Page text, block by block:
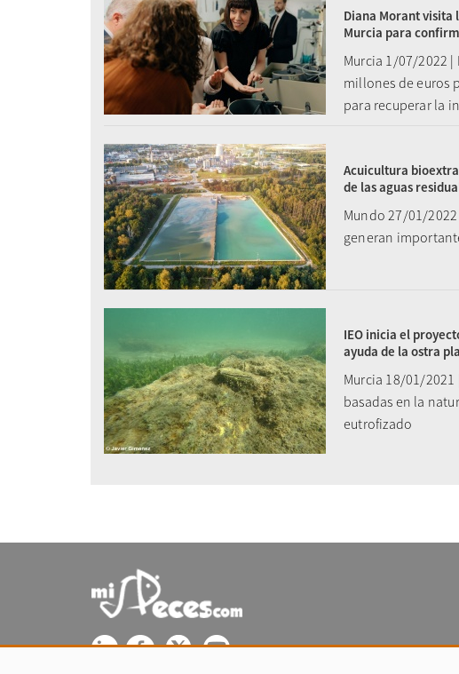
Diana Morant visita
Murcia para
Murcia 1/07/2022 |
millones de euros
para recuperar la
Acuicultura
de las aguas
Mundo 27/01/
generan
IEO inicia el
ayuda de la ostra
Murcia 18/01/
basadas en la
eutrofizado